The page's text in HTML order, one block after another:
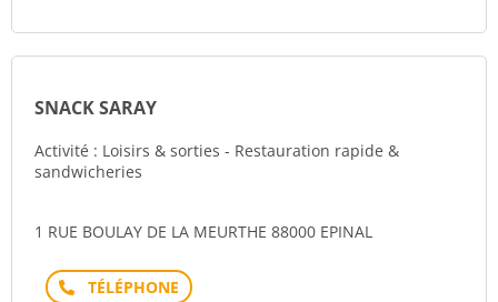
SNACK SARAY
Activité : Loisirs & sorties - Restauration rapide &
sandwicheries
1 RUE BOULAY DE LA MEURTHE 88000 EPINAL
Téléphone